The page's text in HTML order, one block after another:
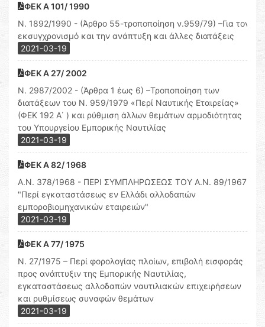
ΦΕΚ Α 101/ 1990
Ν. 1892/1990 - (Άρθρο 55-τροποποίηση ν.959/79) –Για τον
εκσυγχρονισμό και την ανάπτυξη και άλλες διατάξεις
2021-03-19
ΦΕΚ Α 27/ 2002
Ν. 2987/2002 - (Άρθρα 1 έως 6) –Τροποποίηση των
διατάξεων του Ν. 959/1979 «Περί Ναυτικής Εταιρείας»
(ΦΕΚ 192 Α΄ ) και ρύθμιση άλλων θεμάτων αρμοδιότητας
του Υπουργείου Εμπορικής Ναυτιλίας
2021-03-19
ΦΕΚ Α 82/ 1968
Α.Ν. 378/1968 - ΠΕΡΙ ΣΥΜΠΛΗΡΩΣΕΩΣ ΤΟΥ Α.Ν. 89/1967
"Περί εγκαταστάσεως εν Ελλάδι αλλοδαπών
εμποροβιομηχανικών εταιρειών"
2021-03-19
ΦΕΚ Α 77/ 1975
Ν. 27/1975 – Περί φορολογίας πλοίων, επιβολή εισφοράς
προς ανάπτυξιν της Εμπορικής Ναυτιλίας,
εγκαταστάσεως αλλοδαπών ναυτιλιακών επιχειρήσεων
και ρυθμίσεως συναφών θεμάτων
2021-03-19